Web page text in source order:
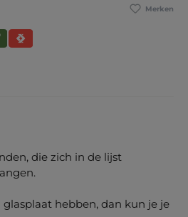
Merken
betalen / In delen betalen /
Satispay
die zich in de lijst
hebben, dan kun je je